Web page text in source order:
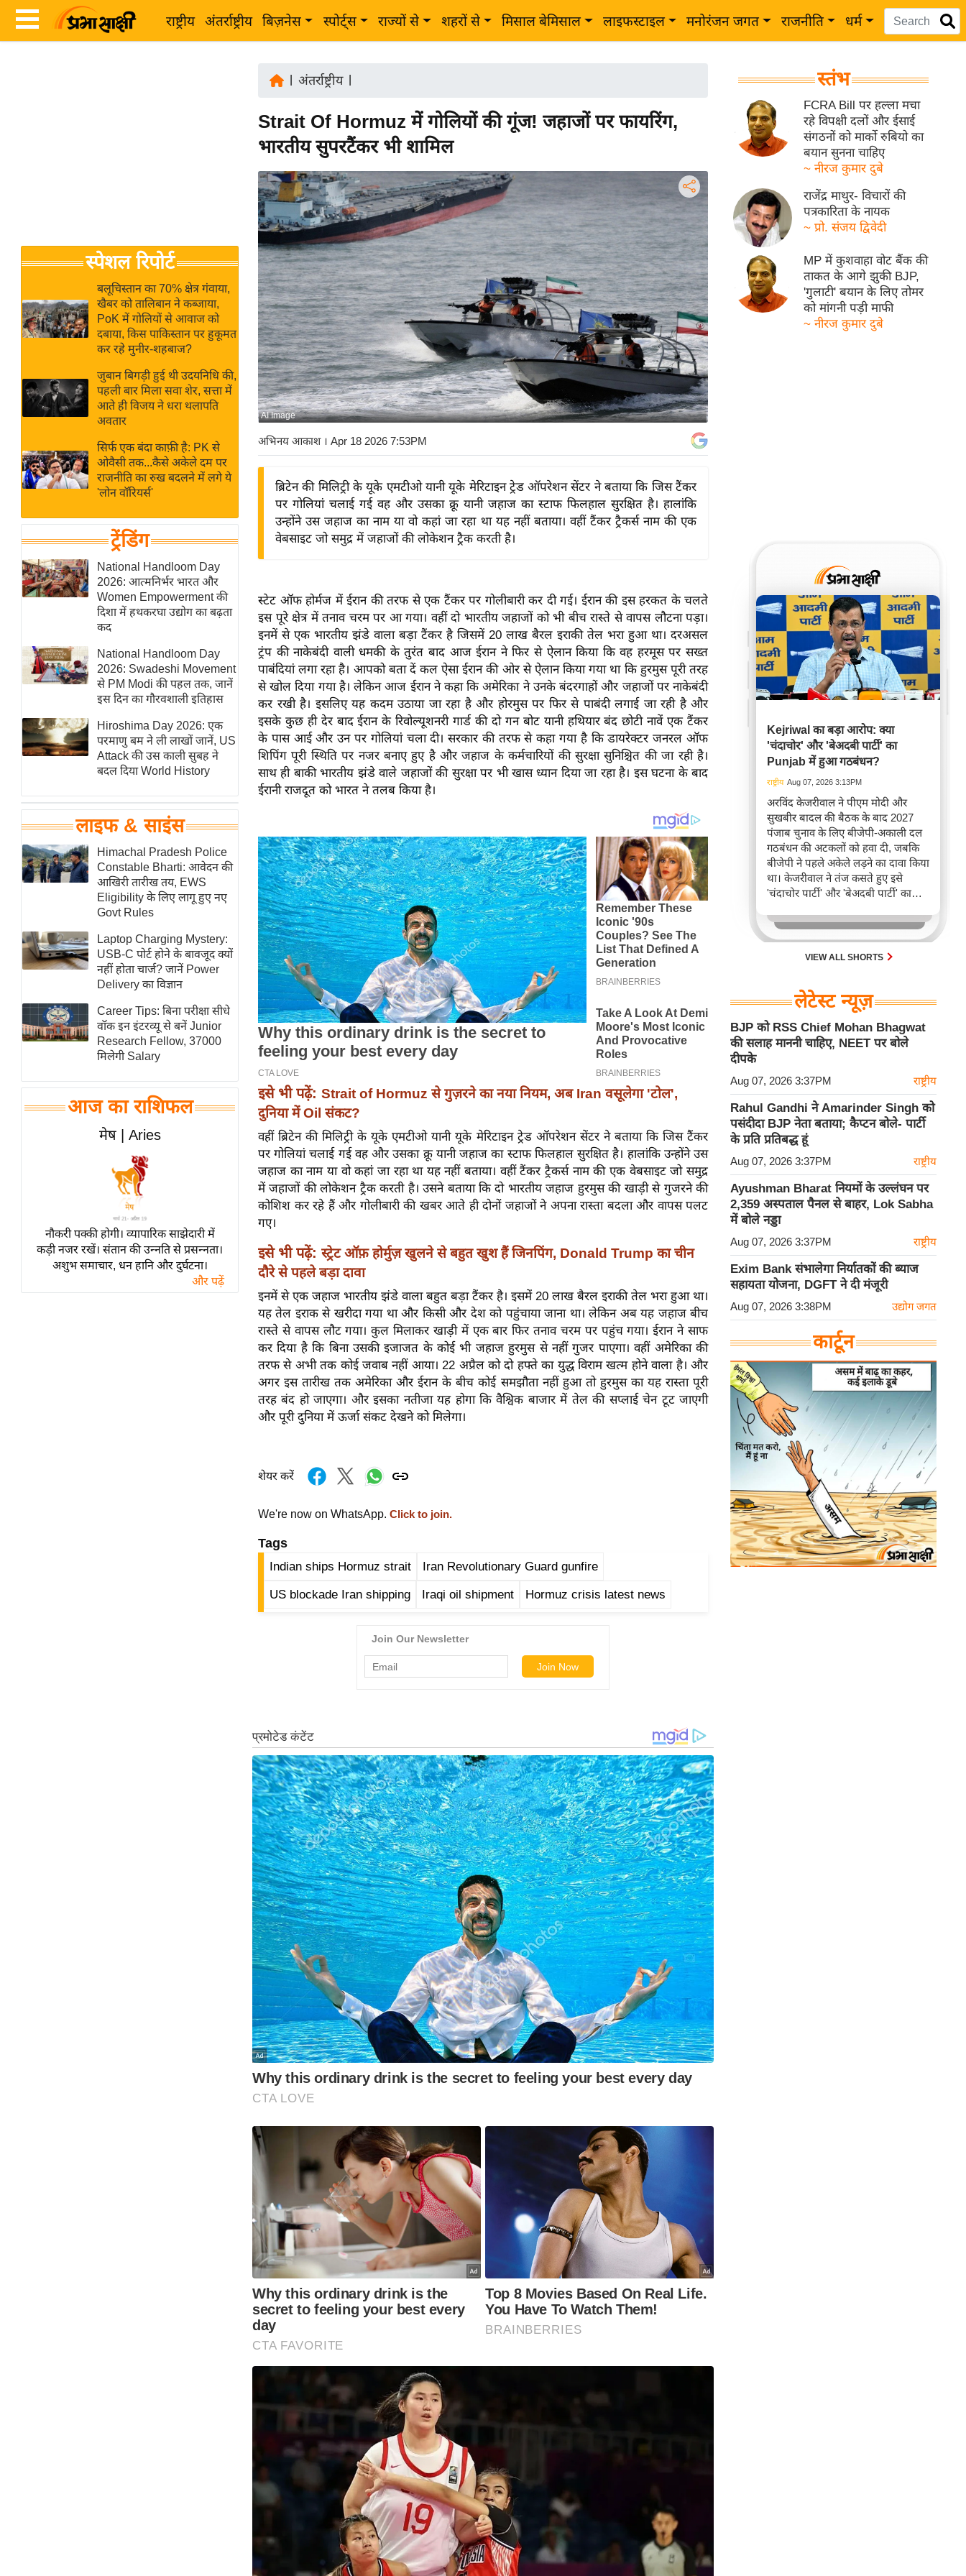
राष्ट्रीय अंतर्राष्ट्रीय बिज़नेस स्पोर्ट्स राज्यों से शहरों से मिसाल बेमिसाल लाइफस्टाइल मनोरंजन जगत राजनीति धर्म
Breaking
News in
Hindi
Hindi
Videos
जगत
राय
बजट
IPL
2026
ई-पेपर
मिसाल बेमिसाल
शख्सियत
यंग इंडिया
साहित्य जगत
ऑटो वर्ल्ड
न्यूज ब्रीफ
मनोरंजन जगत
बॉलीवुड
हॉलीवुड
फिल्म समीक्षा
Breaking
News
लाइफस्टाइल
टेक्नॉलॉजी
घरेलू नुस्खे
पर्यटन स्थल
फिटनेस मंत्रा
रिलेशनशिप
राजनीति
विश्लेषण
समसामयिक
मातृभूमि
एम.
आर.
आई.
समीक्षा
धर्म
ज्योतिष
त्योहार
राशिफल
विशेष
विश्लेषण
स्पेशल रिपोर्ट
बलूचिस्तान का 70% क्षेत्र गंवाया,
खैबर को तालिबान ने कब्जाया,
PoK में गोलियों से आवाज को
दबाया, किस पाकिस्तान पर हुकूमत
कर रहे मुनीर-शहबाज?
जुबान बिगड़ी हुई थी उदयनिधि की,
पहली बार मिला सवा शेर, सत्ता में
आते ही विजय ने धरा थलापति
अवतार
सिर्फ एक बंदा काफ़ी है: PK से
ओवैसी तक...कैसे अकेले दम पर
राजनीति का रुख बदलने में लगे ये
'लोन वॉरियर्स'
ट्रेंडिंग
National Handloom Day
2026: आत्मनिर्भर भारत और
Women Empowerment की
दिशा में हथकरघा उद्योग का बढ़ता
कद
National Handloom Day
2026: Swadeshi Movement
से PM Modi की पहल तक, जानें
इस दिन का गौरवशाली इतिहास
Hiroshima Day 2026: एक
परमाणु बम ने ली लाखों जानें, US
Attack की उस काली सुबह ने
बदल दिया World History
लाइफ & साइंस
Himachal Pradesh Police
Constable Bharti: आवेदन की
आखिरी तारीख तय, EWS
Eligibility के लिए लागू हुए नए
Govt Rules
Laptop Charging Mystery:
USB-C पोर्ट होने के बावजूद क्यों
नहीं होता चार्ज? जानें Power
Delivery का विज्ञान
Career Tips: बिना परीक्षा सीधे
वॉक इन इंटरव्यू से बनें Junior
Research Fellow, 37000
मिलेगी Salary
आज का राशिफल
मेष | Aries
नौकरी पक्की होगी। व्यापारिक साझेदारी में
कड़ी नजर रखें। संतान की उन्नति से प्रसन्नता।
अशुभ समाचार, धन हानि और दुर्घटना।
और पढ़ें
अंतर्राष्ट्रीय|
Strait Of Hormuz में गोलियों की गूंज! जहाजों पर फायरिंग,
भारतीय सुपरटैंकर भी शामिल
AI Image
अभिनय आकाश। Apr 18 2026 7:53PM
ब्रिटेन की मिलिट्री के यूके एमटीओ यानी यूके मेरिटाइन ट्रेड ऑपरेशन सेंटर ने बताया कि जिस टैंकर
पर गोलियां चलाई गई वह और उसका क्रू यानी जहाज का स्टाफ फिलहाल सुरक्षित है। हालांकि
उन्होंने उस जहाज का नाम या वो कहां जा रहा था यह नहीं बताया। वहीं टैंकर ट्रैकर्स नाम की एक
वेबसाइट जो समुद्र में जहाजों की लोकेशन ट्रैक करती है।
स्टेट ऑफ होर्मज में ईरान की तरफ से एक टैंकर पर गोलीबारी कर दी गई। ईरान की इस हरकत के चलते
इस पूरे क्षेत्र में तनाव चरम पर आ गया। वहीं दो भारतीय जहाजों को भी बीच रास्ते से वापस लौटना पड़ा।
इनमें से एक भारतीय झंडे वाला बड़ा टैंकर है जिसमें 20 लाख बैरल इराकी तेल भरा हुआ था। दरअसल
ट्रंप की नाकेबंदी वाली धमकी के तुरंत बाद आज ईरान ने फिर से ऐलान किया कि वह हरमूस पर सख्त
पाबंदियां लगा रहा है। आपको बता दें कल ऐसा ईरान की ओर से ऐलान किया गया था कि हुरमुस पूरी तरह
से खोल दिया गया है। लेकिन आज ईरान ने कहा कि अमेरिका ने उनके बंदरगाहों और जहाजों पर नाकेबंदी
कर रखी है। इसलिए यह कदम उठाया जा रहा है और होरमुस पर फिर से पाबंदी लगाई जा रही है और
इसके कुछ ही देर बाद ईरान के रिवोल्यूशनरी गार्ड की दो गन बोट यानी हथियार बंद छोटी नावें एक टैंकर
के पास आई और उन पर गोलियां चला दी। सरकार की तरफ से कहा गया है कि डायरेक्टर जनरल ऑफ
शिपिंग पूरी स्थिति पर नजर बनाए हुए है और जहाज के कर्मचारियों की सुरक्षा सुनिश्चित की जा रही है।
साथ ही बाकी भारतीय झंडे वाले जहाजों की सुरक्षा पर भी खास ध्यान दिया जा रहा है। इस घटना के बाद
ईरानी राजदूत को भारत ने तलब किया है।
इसे भी पढ़ें: Strait of Hormuz से गुज़रने का नया नियम, अब Iran वसूलेगा 'टोल',
दुनिया में Oil संकट?
वहीं ब्रिटेन की मिलिट्री के यूके एमटीओ यानी यूके मेरिटाइन ट्रेड ऑपरेशन सेंटर ने बताया कि जिस टैंकर
पर गोलियां चलाई गई वह और उसका क्रू यानी जहाज का स्टाफ फिलहाल सुरक्षित है। हालांकि उन्होंने उस
जहाज का नाम या वो कहां जा रहा था यह नहीं बताया। वहीं टैंकर ट्रैकर्स नाम की एक वेबसाइट जो समुद्र
में जहाजों की लोकेशन ट्रैक करती है। उसने बताया कि दो भारतीय जहाज हुरमुस की खाड़ी से गुजरने की
कोशिश कर रहे हैं और गोलीबारी की खबर आते ही दोनों जहाजों ने अपना रास्ता बदला और वापस पलट
गए।
इसे भी पढ़ें: स्ट्रेट ऑफ़ होर्मुज़ खुलने से बहुत खुश हैं जिनपिंग, Donald Trump का चीन
दौरे से पहले बड़ा दावा
इनमें से एक जहाज भारतीय झंडे वाला बहुत बड़ा टैंकर है। इसमें 20 लाख बैरल इराकी तेल भरा हुआ था।
यह तेल इराक से खरीदा गया था और किसी और देश को पहुंचाया जाना था। लेकिन अब यह जहाज बीच
रास्ते से वापस लौट गया। कुल मिलाकर खाड़ी में एक बार फिर तनाव चरम पर पहुंच गया। ईरान ने साफ
कर दिया है कि बिना उसकी इजाजत के कोई भी जहाज हुरमुस से नहीं गुजर पाएगा। वहीं अमेरिका की
तरफ से अभी तक कोई जवाब नहीं आया। 22 अप्रैल को दो हफ्ते का युद्ध विराम खत्म होने वाला है। और
अगर इस तारीख तक अमेरिका और ईरान के बीच कोई समझौता नहीं हुआ तो हुरमुस का यह रास्ता पूरी
तरह बंद हो जाएगा। और इसका नतीजा यह होगा कि वैश्विक बाजार में तेल की सप्लाई चेन टूट जाएगी
और पूरी दुनिया में ऊर्जा संकट देखने को मिलेगा।
शेयर करें
We're now on WhatsApp. Click to join.
Tags
Indian ships Hormuz strait Iran Revolutionary Guard gunfire
US blockade Iran shipping Iraqi oil shipment Hormuz crisis latest news
स्तंभ
FCRA Bill पर हल्ला मचा
रहे विपक्षी दलों और ईसाई
संगठनों को मार्को रुबियो का
बयान सुनना चाहिए
~ नीरज कुमार दुबे
राजेंद्र माथुर- विचारों की
पत्रकारिता के नायक
~ प्रो. संजय द्विवेदी
MP में कुशवाहा वोट बैंक की
ताकत के आगे झुकी BJP,
'गुलाटी' बयान के लिए तोमर
को मांगनी पड़ी माफी
~ नीरज कुमार दुबे
Kejriwal का बड़ा आरोप: क्या
'चंदाचोर' और 'बेअदबी पार्टी' का
Punjab में हुआ गठबंधन?
राष्ट्रीय Aug 07, 2026 3:13PM
अरविंद केजरीवाल ने पीएम मोदी और
सुखबीर बादल की बैठक के बाद 2027
पंजाब चुनाव के लिए बीजेपी-अकाली दल
गठबंधन की अटकलों को हवा दी, जबकि
बीजेपी ने पहले अकेले लड़ने का दावा किया
था। केजरीवाल ने तंज कसते हुए इसे
'चंदाचोर पार्टी' और 'बेअदबी पार्टी' का
में नए समीकरणों की ओर इशारा करता है।
VIEW ALL SHORTS
लेटेस्ट न्यूज़
BJP को RSS Chief Mohan Bhagwat
की सलाह माननी चाहिए, NEET पर बोले
दीपके
Aug 07, 2026 3:37PM राष्ट्रीय
Rahul Gandhi ने Amarinder Singh को
पसंदीदा BJP नेता बताया; कैप्टन बोले- पार्टी
के प्रति प्रतिबद्ध हूं
Aug 07, 2026 3:37PM राष्ट्रीय
Ayushman Bharat नियमों के उल्लंघन पर
2,359 अस्पताल पैनल से बाहर, Lok Sabha
में बोले नड्डा
Aug 07, 2026 3:37PM राष्ट्रीय
Exim Bank संभालेगा निर्यातकों की ब्याज
सहायता योजना, DGFT ने दी मंजूरी
Aug 07, 2026 3:38PM उद्योग जगत
कार्टून